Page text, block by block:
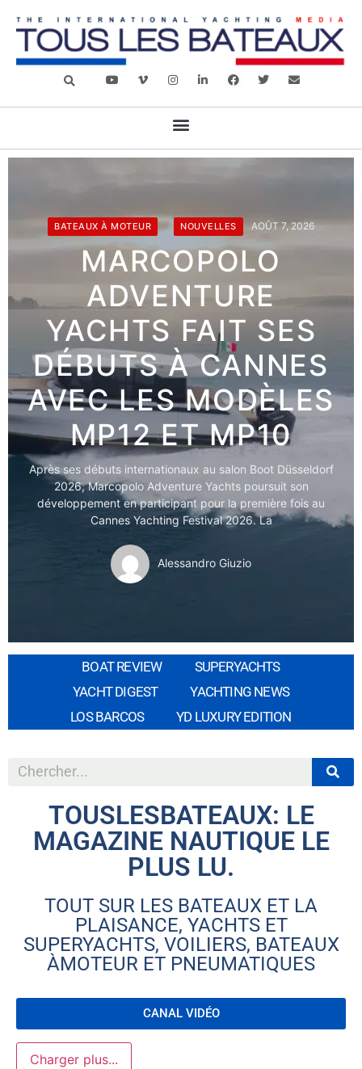
BATEAUX À MOTEUR NOUVELLES AOÛT 7, 2026
MARCOPOLO
ADVENTURE
YACHTS FAIT SES
DÉBUTS À CANNES
AVEC LES MODÈLES
MP12 ET MP10
Après ses débuts internationaux au salon Boot Düsseldorf
2026, Marcopolo Adventure Yachts poursuit son
développement en participant pour la première fois au
Cannes Yachting Festival 2026. La
Alessandro Giuzio
BOAT REVIEW
SUPERYACHTS
YACHT DIGEST
YACHTING NEWS
LOS BARCOS
YD LUXURY EDITION
TOUSLESBATEAUX: LE
MAGAZINE NAUTIQUE LE
PLUS LU.
TOUT SUR LES BATEAUX ET LA
PLAISANCE, YACHTS ET
SUPERYACHTS, VOILIERS, BATEAUX
ÀMOTEUR ET PNEUMATIQUES
CANAL VIDÉO
Charger plus...